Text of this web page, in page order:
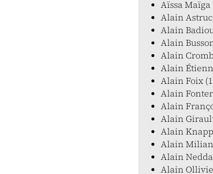
Aïssa Maïga
Alain Astruc
Alain
Alain
Alain
Alain
Alain Foix
Alain
Alain
Alain
Alain
Alain
Alain
Alain